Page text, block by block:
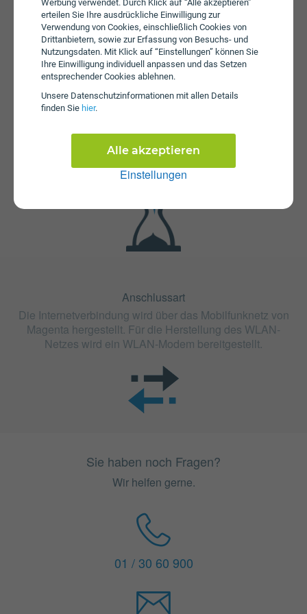
Werbung verwendet. Durch Klick auf “Alle akzeptieren”
erteilen Sie Ihre ausdrückliche Einwilligung zur
Verwendung von Cookies, einschließlich Cookies von
Drittanbietern, sowie zur Erfassung von Besuchs- und
Nutzungsdaten. Mit Klick auf “Einstellungen” können Sie
Ihre Einwilligung individuell anpassen und das Setzen
entsprechender Cookies ablehnen.
Unsere Daten­schutz­informationen mit allen Details
finden Sie hier.
Einstellungen
Alle akzeptieren
können sich durch Bestellung im Online-Shop reduzieren.
Die Vertragslaufzeit bei Internet Flex Young XS plus
beträgt 24 Monate. Die Kündigungsfrist beträgt 1 Monat.
Anschlussart
Die Internetverbindung wird über das Mobilfunknetz von
Magenta hergestellt. Für die Herstellung des WLAN-
Netzes wird ein WLAN-Modem bereitgestellt.
Sie haben noch Fragen?
Wir helfen gerne.
01 / 30 60 900